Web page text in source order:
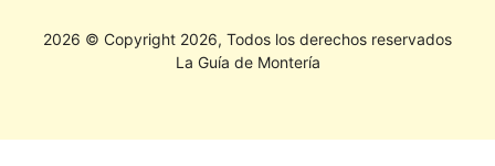
2026 © Copyright 2026, Todos los derechos reservados
La Guía de Montería